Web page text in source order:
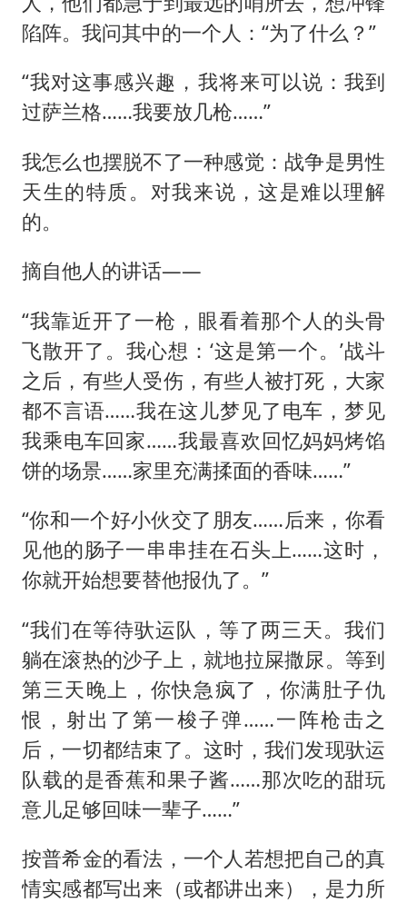
陷阵。我问其中的一个人：“为了什么？”
“我对这事感兴趣，我将来可以说：我到
过萨兰格……我要放几枪……”
我怎么也摆脱不了一种感觉：战争是男性
天生的特质。对我来说，这是难以理解
的。
摘自他人的讲话——
“我靠近开了一枪，眼看着那个人的头骨
飞散开了。我心想：‘这是第一个。’战斗
之后，有些人受伤，有些人被打死，大家
都不言语……我在这儿梦见了电车，梦见
我乘电车回家……我最喜欢回忆妈妈烤馅
饼的场景……家里充满揉面的香味……”
“你和一个好小伙交了朋友……后来，你看
见他的肠子一串串挂在石头上……这时，
你就开始想要替他报仇了。”
“我们在等待驮运队，等了两三天。我们
躺在滚热的沙子上，就地拉屎撒尿。等到
第三天晚上，你快急疯了，你满肚子仇
恨，射出了第一梭子弹……一阵枪击之
后，一切都结束了。这时，我们发现驮运
队载的是香蕉和果子酱……那次吃的甜玩
意儿足够回味一辈子……”
按普希金的看法，一个人若想把自己的真
情实感都写出来 （或都讲出来）
，是力所